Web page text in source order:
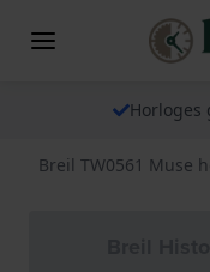
Horloges
Breil TW0561 Muse